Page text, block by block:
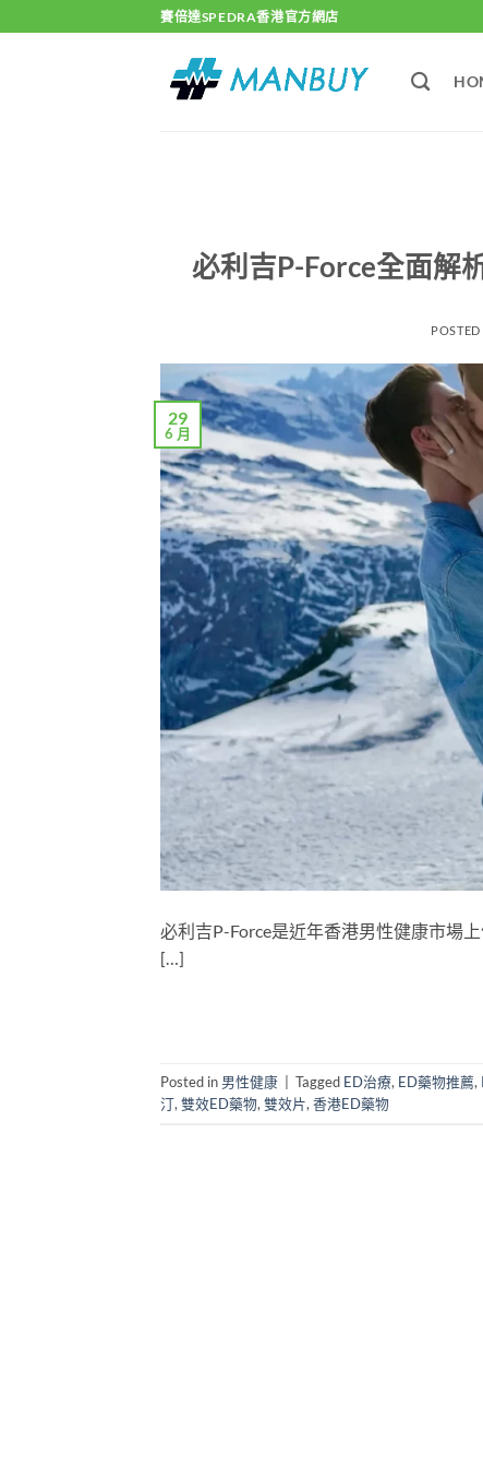
to
賽倍達SPEDRA香港官方網店
必利吉P-Force全面解
29
6 月
必利吉P-Force是近年香港男性健康市場
[…]
Posted in 男性健康 Tagged ED治療, ED藥物推薦,
汀, 雙效ED藥物, 雙效片, 香港ED藥物